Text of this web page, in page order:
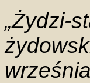
„Żydzi-